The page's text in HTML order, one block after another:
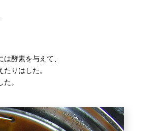
酵素を与えて、
りはした。
。